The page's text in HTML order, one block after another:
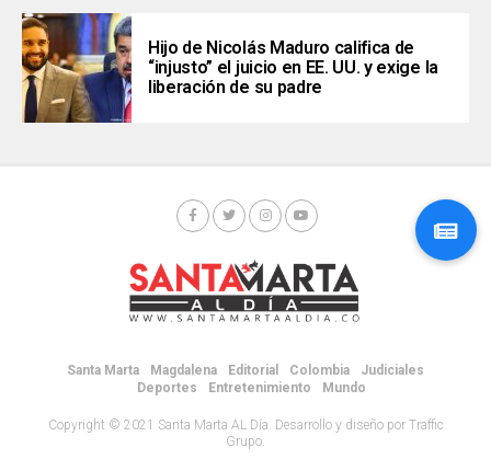
Hijo de Nicolás Maduro califica de
“injusto” el juicio en EE. UU. y exige la
liberación de su padre
Santa Marta Magdalena Editorial Colombia
Judiciales
Deportes
Entretenimiento Mundo
Copyright © 2021 Santa Marta AL Día. Desarrollo y diseño por Traffic
Grupo.